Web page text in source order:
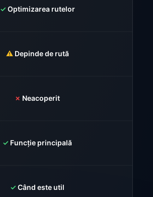
✓Optimizarea rutelor
⚠️ Depinde de rută
✗ Neacoperit
✓ Funcție principală
✓Când este util